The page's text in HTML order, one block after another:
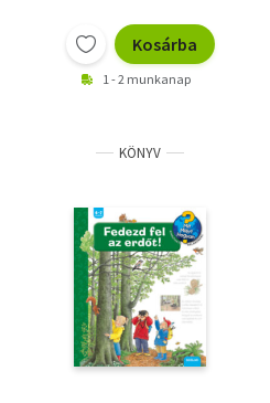
Kosárba
1 - 2 munkanap
KÖNYV